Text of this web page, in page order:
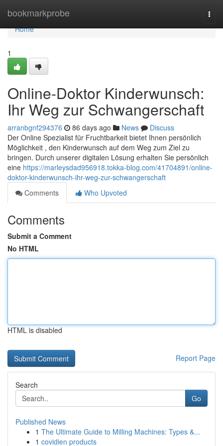
bookmarkprobe
Home
Home
1
Online-Doktor Kinderwunsch:
Ihr Weg zur Schwangerschaft
arranbgnf294376 86 days ago News
Discuss
Der Online Spezialist für Fruchtbarkeit bietet Ihnen persönlich
Möglichkeit , den Kinderwunsch auf dem Weg zum Ziel zu
bringen. Durch unserer digitalen Lösung erhalten Sie persönlich
eine https://marleysdad956918.tokka-blog.com/41704891/online-
doktor-kinderwunsch-ihr-weg-zur-schwangerschaft
Comments
Who Upvoted
Comments
Submit a Comment
No HTML
HTML is disabled
Report Page
Search
Go
Published News
1 The Ultimate Guide to Milling Machines: Types &...
1 covidien products